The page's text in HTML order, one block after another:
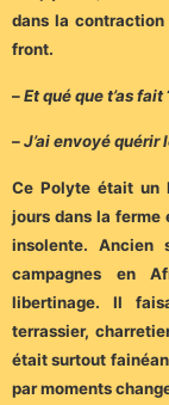
dans la
front.
–Et qué que t’as fait
–J’ai envoyé quérir
Ce Polyte était un
jours dans la ferme
insolente. Ancien
campagnes en
libertinage. Il
terrassier,
était surtout
par moments